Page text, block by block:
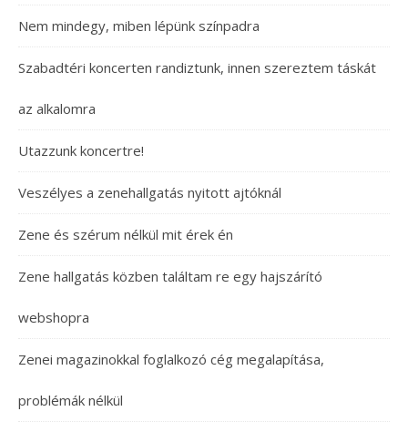
Nem mindegy, miben lépünk színpadra
Szabadtéri koncerten randiztunk, innen szereztem táskát
az alkalomra
Utazzunk koncertre!
Veszélyes a zenehallgatás nyitott ajtóknál
Zene és szérum nélkül mit érek én
Zene hallgatás közben találtam re egy hajszárító
webshopra
Zenei magazinokkal foglalkozó cég megalapítása,
problémák nélkül